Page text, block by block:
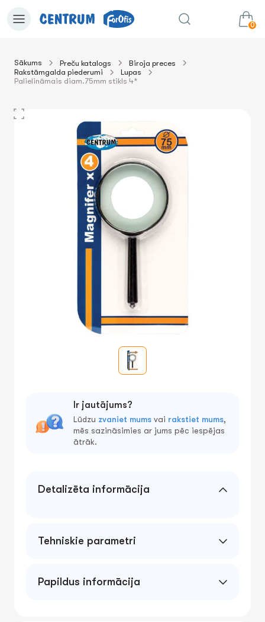
0
uz grozu
Sākums Preču katalogs
Biroja preces
Rakstāmgalda piederumi
Lupas
Palielināmais diam.75mm stikls 4*
Ir jautājums?
Lūdzu zvaniet mums vai rakstiet mums,
mēs sazināsimies ar jums pēc iespējas
ātrāk.
Detalizēta informācija
Tehniskie parametri
Papildus informācija